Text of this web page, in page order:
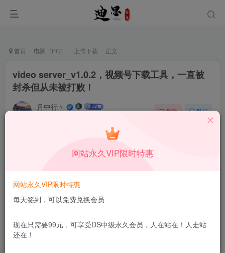
首页 电脑（PC） 上传下载 正文
video server_v1.0.2，视频号下载工具，一直被
封杀但从未被打败！
月中行丶 关注 私信
用途。如有侵权、不妥之处，请第一时间联系我们删除！
Video Server『电脑』
网站永久VIP限时特惠
网站永久VIP限时特惠
每天签到，可以免费兑换会员
现在只需要99元，可享受DS中级永久会员，人在站在！人走站
还在！